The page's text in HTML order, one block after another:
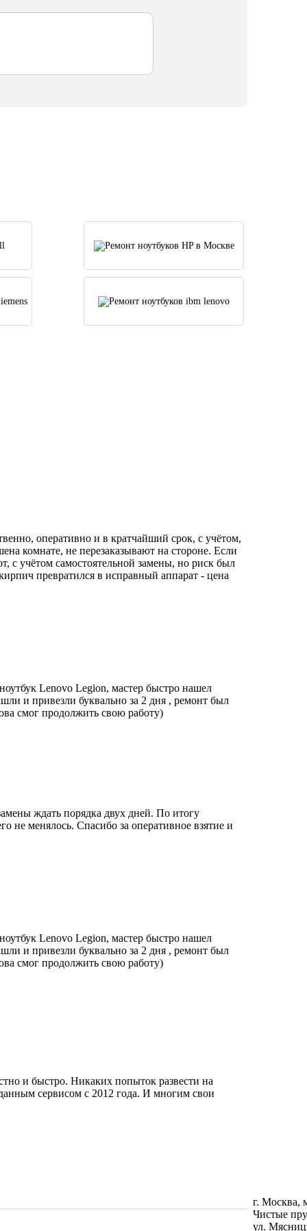
оперативно и в кратчайший срок, с учётом,
комнате, не перезаказывают на стороне. Если
с учётом самостоятельной замены, но риск был
превратился в исправный аппарат - цена
Lenovo Legion, мастер быстро нашел
и привезли буквально за 2 дня , ремонт был
смог продолжить свою работу)
ждать порядка двух дней. По итогу
не менялось. Спасибо за оперативное взятие и
Lenovo Legion, мастер быстро нашел
и привезли буквально за 2 дня , ремонт был
смог продолжить свою работу)
и быстро. Никаких попыток развести на
сервисом с 2012 года. И многим свои
г. Москва,
Чистые
ул.